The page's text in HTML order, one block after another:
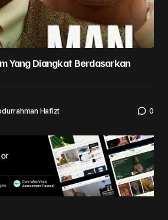
Yang Diangkat Berdasarkan
Hafizt 0